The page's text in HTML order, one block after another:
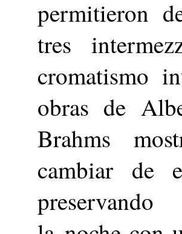
permitieron
tres
cromatismo
obras de
Brahms
cambiar de